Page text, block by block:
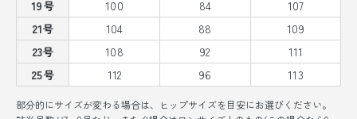
19号
100 84
107
21号
104 88
109
23号
108 92
111
25号
112 96 113
部分的にサイズが変わる場合は、ヒップサイズを目安にお選びください。